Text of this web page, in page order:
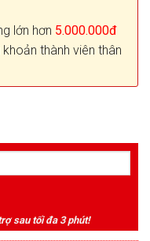
lớn hơn 5.000.000đ
thành viên thân
sau tối đa 3 phút!